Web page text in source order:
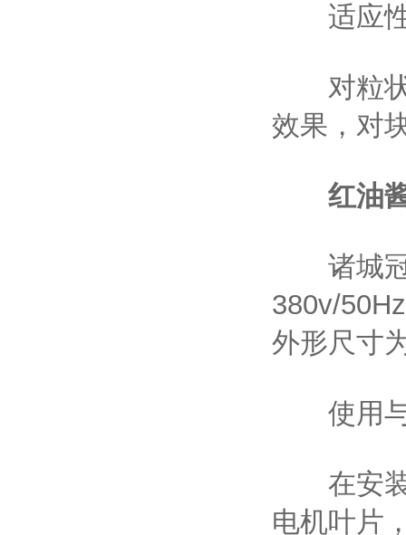
适应
对粒状
效果，对
红油
诸城冠
380v/
外形尺寸
使用与
在安装
电机叶片